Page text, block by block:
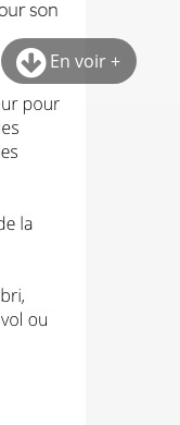
En voir +